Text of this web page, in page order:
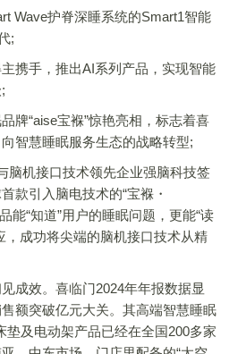
护脊深睡系统的Smart1智能
;
手，推出AI系列产品，实现智能
“aise宝褓”惊艳亮相，标志着喜
智慧睡眠服务生态的战略转型;
机接口技术领先企业强脑科技签
款引入脑电技术的“宝褓・
能“知道”用户的睡眠问题，更能“读
，成功将尖端的脑机接口技术从精
效。喜临门2024年年报数据显
额突破亿元大关。其高端智慧睡眠
垫及电动架产品已经在全国200多家